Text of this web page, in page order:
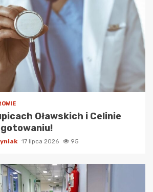
Oławskich i Celinie
17 lipca 2026 95